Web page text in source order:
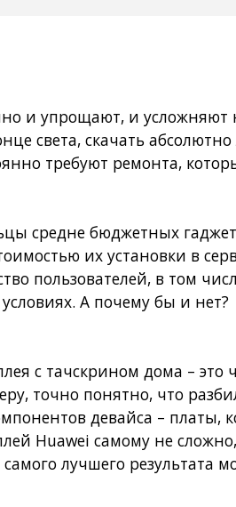
и упрощают, и усложняют
света, скачать
требуют ремонта,
средне бюджетных
их установки в
пользователей, в том
А почему бы и нет?
с тачскрином дома – это
точно понятно, что
девайса – платы,
Huawei самому не
лучшего результата